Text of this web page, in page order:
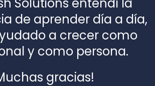
de aprender día a día,
a crecer como
y como persona.
gracias!